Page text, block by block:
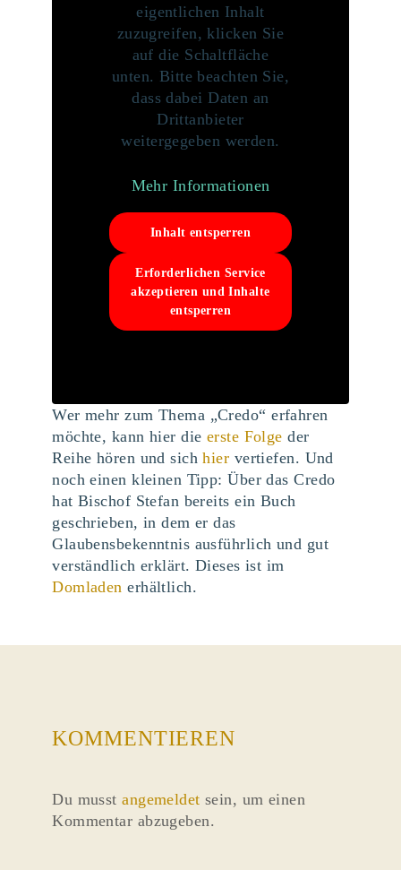
eigentlichen Inhalt
zuzugreifen, klicken Sie
auf die Schaltfläche
unten. Bitte beachten Sie,
dass dabei Daten an
Drittanbieter
weitergegeben werden.
Mehr Informationen
Inhalt entsperren
Erforderlichen Service
akzeptieren und Inhalte
entsperren
Wer mehr zum Thema „Credo“ erfahren
möchte, kann hier die erste Folge der
Reihe hören und sichhier vertiefen. Und
noch einen kleinen Tipp: Über das Credo
hat Bischof Stefan bereits ein Buch
geschrieben, in dem er das
Glaubensbekenntnis ausführlich und gut
verständlich erklärt. Dieses ist im
Domladen erhältlich.
KOMMENTIEREN
Du musstangemeldet sein, um einen
Kommentar abzugeben.